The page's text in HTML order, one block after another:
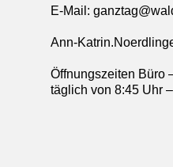
E-Mail:
Ann-
Öffnungszeiten Büro
täglich von 8:45 Uhr